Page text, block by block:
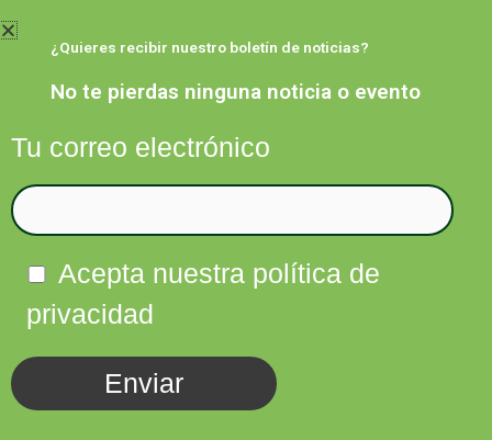
al
contenido
¿Quieres recibir nuestro boletín de noticias?
No te pierdas ninguna noticia o evento
Tu correo electrónico
Acepta nuestra política de
privacidad